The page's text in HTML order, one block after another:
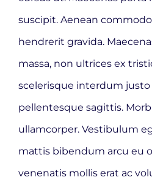
suscipit. Aenean
hendrerit gravida.
massa, non ultrices ex
scelerisque interdum justo
pellentesque sagittis.
ullamcorper. Vestibulum
mattis bibendum arcu eu
venenatis mollis erat ac